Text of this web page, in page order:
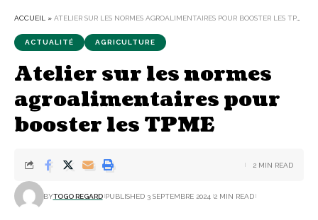
ACCUEIL » ATELIER SUR LES NORMES AGROALIMENTAIRES POUR BOOSTER LES TPME
ACTUALITÉ AGRICULTURE
Atelier sur les normes
agroalimentaires pour
booster les TPME
BYTOGO REGARD PUBLISHED 3 SEPTEMBRE 2024 2 MIN READ
2 MIN READ